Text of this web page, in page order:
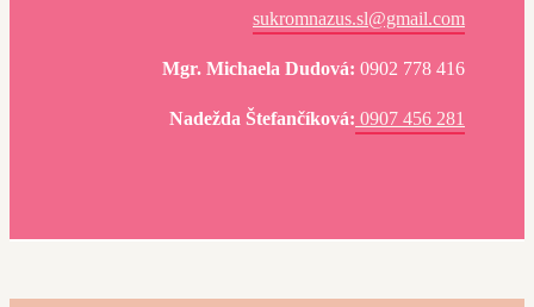
sukromnazus.sl@gmail.com
Mgr. Michaela Dudová: 0902 778 416
Nadežda Štefančíková: 0907 456 281